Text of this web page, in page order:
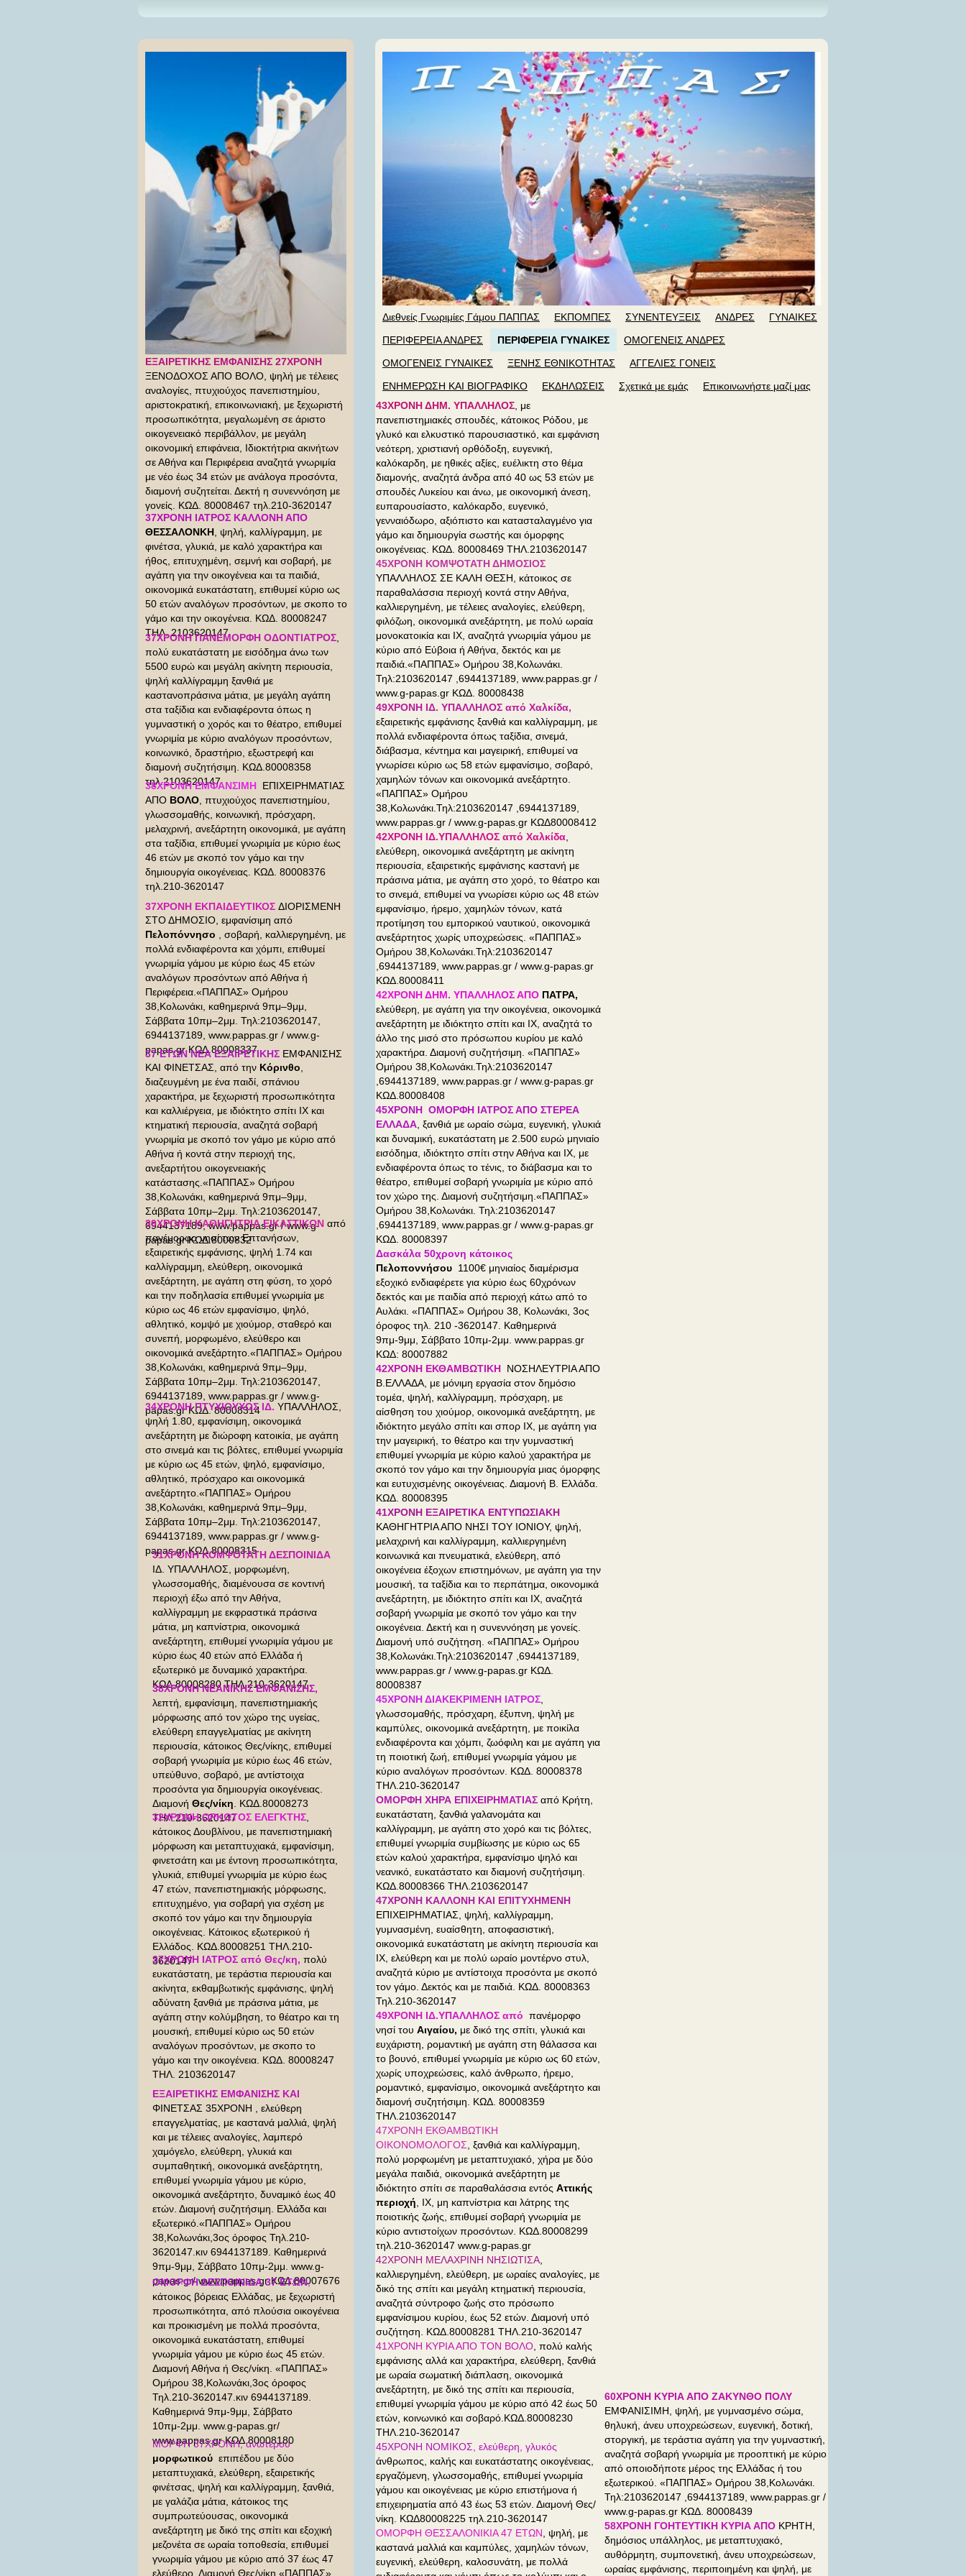
Διεθνείς Γνωριμίες Γάμου ΠΑΠΠΑΣ ΕΚΠΟΜΠΕΣ ΣΥΝΕΝΤΕΥΞΕΙΣ ΑΝΔΡΕΣ
ΓΥΝΑΙΚΕΣ
ΠΕΡΙΦΕΡΕΙΑ ΑΝΔΡΕΣ
ΠΕΡΙΦΕΡΕΙΑ ΓΥΝΑΙΚΕΣ
ΟΜΟΓΕΝΕΙΣ ΑΝΔΡΕΣ
ΟΜΟΓΕΝΕΙΣ ΓΥΝΑΙΚΕΣ
ΞΕΝΗΣ ΕΘΝΙΚΟΤΗΤΑΣ
ΑΓΓΕΛΙΕΣ ΓΟΝΕΙΣ
ΕΝΗΜΕΡΩΣΗ ΚΑΙ ΒΙΟΓΡΑΦΙΚΟ
ΕΚΔΗΛΩΣΕΙΣ Σχετικά με εμάς Επικοινωνήστε μαζί μας
ΕΞΑΙΡΕΤΙΚΗΣ ΕΜΦΑΝΙΣΗΣ 27ΧΡΟΝΗ
ΞΕΝΟΔΟΧΟΣ ΑΠΟ ΒΟΛΟ, ψηλή με τέλειες
αναλογίες, πτυχιούχος πανεπιστημίου,
αριστοκρατική, επικοινωνιακή, με ξεχωριστή
προσωπικότητα, μεγαλωμένη σε άριστο
οικογενειακό περιβάλλον, με μεγάλη
οικονομική επιφάνεια, Ιδιοκτήτρια ακινήτων
σε Αθήνα και Περιφέρεια αναζητά γνωριμία
με νέο έως 34 ετών με ανάλογα προσόντα,
διαμονή συζητείται. Δεκτή η συνεννόηση με
γονείς. ΚΩΔ. 80008467 τηλ.210-3620147
37ΧΡΟΝΗ ΙΑΤΡΟΣ ΚΑΛΛΟΝΗ ΑΠΟ
ΘΕΣΣΑΛΟΝΚΗ , ψηλή, καλλίγραμμη, με
φινέτσα, γλυκιά, με καλό χαρακτήρα και
ήθος, επιτυχημένη, σεμνή και σοβαρή, με
αγάπη για την οικογένεια και τα παιδιά,
οικονομικά ευκατάστατη, επιθυμεί κύριο ως
50 ετών αναλόγων προσόντων, με σκοπο το
γάμο και την οικογένεια. ΚΩΔ. 80008247
ΤΗΛ. 2103620147
37ΧΡΟΝΗ ΠΑΝΕΜΟΡΦΗ ΟΔΟΝΤΙΑΤΡΟΣ
πολύ ευκατάστατη με εισόδημα άνω των
5500 ευρώ και μεγάλη ακίνητη περιουσία,
ψηλή καλλίγραμμη ξανθιά με
καστανοπράσινα μάτια, με μεγάλη αγάπη
στα ταξίδια και ενδιαφέροντα όπως η
γυμναστική ο χορός και το θέατρο, επιθυμεί
γνωριμία με κύριο αναλόγων προσόντων,
κοινωνικό, δραστήριο, εξωστρεφή και
διαμονή συζητήσιμη. ΚΩΔ.80008358
τηλ.2103620147
38ΧΡΟΝΗ ΕΜΦΑΝΣΙΜΗ ΕΠΙΧΕΙΡΗΜΑΤΙΑΣ
ΑΠΟ ΒΟΛΟ , πτυχιούχος πανεπιστημίου,
γλωσσομαθής, κοινωνική, πρόσχαρη,
μελαχρινή, ανεξάρτητη οικονομικά, με αγάπη
στα ταξίδια, επιθυμεί γνωριμία με κύριο έως
46 ετών με σκοπό τον γάμο και την
δημιουργία οικογένειας. ΚΩΔ. 80008376
τηλ.210-3620147
37ΧΡΟΝΗ ΕΚΠΑΙΔΕΥΤΙΚΟΣ ΔΙΟΡΙΣΜΕΝΗ
ΣΤΟ ΔΗΜΟΣΙΟ, εμφανίσιμη από
Πελοπόννησο , σοβαρή, καλλιεργημένη, με
πολλά ενδιαφέροντα και χόμπι, επιθυμεί
γνωριμία γάμου με κύριο έως 45 ετών
αναλόγων προσόντων από Αθήνα ή
Περιφέρεια.«ΠΑΠΠΑΣ» Ομήρου
38,Κολωνάκι, καθημερινά 9πμ–9μμ,
Σάββατα 10πμ–2μμ. Τηλ:2103620147,
6944137189, www.pappas.gr / www.g-
papas.gr ΚΩΔ.80008337
37 ΕΤΩΝ ΝΕΑ ΕΞΑΙΡΕΤΙΚΗΣ ΕΜΦΑΝΙΣΗΣ
ΚΑΙ ΦΙΝΕΤΣΑΣ, από την Κόρινθο
διαζευγμένη με ένα παιδί, σπάνιου
χαρακτήρα, με ξεχωριστή προσωπικότητα
και καλλιέργεια, με ιδιόκτητο σπίτι ΙΧ και
κτηματική περιουσία, αναζητά σοβαρή
γνωριμία με σκοπό τον γάμο με κύριο από
Αθήνα ή κοντά στην περιοχή της,
ανεξαρτήτου οικογενειακής
κατάστασης.«ΠΑΠΠΑΣ» Ομήρου
38,Κολωνάκι, καθημερινά 9πμ–9μμ,
Σάββατα 10πμ–2μμ. Τηλ:2103620147,
6944137189, www.pappas.gr / www.g-
papas.gr ΚΩΔ.8000832
39ΧΡΟΝΗ ΚΑΘΗΓΗΤΡΙΑ ΕΙΚΑΣΤΙΚΩΝ από
πανέμορφο νησί των Επτανήσων,
εξαιρετικής εμφάνισης, ψηλή 1.74 και
καλλίγραμμη, ελεύθερη, οικονομικά
ανεξάρτητη, με αγάπη στη φύση, το χορό
και την ποδηλασία επιθυμεί γνωριμία με
κύριο ως 46 ετών εμφανίσιμο, ψηλό,
αθλητικό, κομψό με χιούμορ, σταθερό και
συνεπή, μορφωμένο, ελεύθερο και
οικονομικά ανεξάρτητο.«ΠΑΠΠΑΣ» Ομήρου
38,Κολωνάκι, καθημερινά 9πμ–9μμ,
Σάββατα 10πμ–2μμ. Τηλ:2103620147,
6944137189, www.pappas.gr / www.g-
papas.gr ΚΩΔ. 80008314
34ΧΡΟΝΗ ΠΤΥΧΙΟΥΧΟΣ ΙΔ. ΥΠΑΛΛΗΛΟΣ,
ψηλή 1.80, εμφανίσιμη, οικονομικά
ανεξάρτητη με διώροφη κατοικία, με αγάπη
στο σινεμά και τις βόλτες, επιθυμεί γνωριμία
με κύριο ως 45 ετών, ψηλό, εμφανίσιμο,
αθλητικό, πρόσχαρο και οικονομικά
ανεξάρτητο.«ΠΑΠΠΑΣ» Ομήρου
38,Κολωνάκι, καθημερινά 9πμ–9μμ,
Σάββατα 10πμ–2μμ. Τηλ:2103620147,
6944137189, www.pappas.gr / www.g-
papas.gr ΚΩΔ.80008315
31ΧΡΟΝΗ ΚΟΜΨΟΤΑΤΗ ΔΕΣΠΟΙΝΙΔΑ
ΙΔ. ΥΠΑΛΛΗΛΟΣ, μορφωμένη,
γλωσσομαθής, διαμένουσα σε κοντινή
περιοχή έξω από την Αθήνα,
καλλίγραμμη με εκφραστικά πράσινα
μάτια, μη καπνίστρια, οικονομικά
ανεξάρτητη, επιθυμεί γνωριμία γάμου με
κύριο έως 40 ετών από Ελλάδα ή
εξωτερικό με δυναμικό χαρακτήρα.
ΚΩΔ.80008280 ΤΗΛ.210-3620147
38ΧΡΟΝΗ ΝΕΑΝΙΚΗΣ ΕΜΦΑΝΙΣΗΣ,
λεπτή, εμφανίσιμη, πανεπιστημιακής
μόρφωσης από τον χώρο της υγείας,
ελεύθερη επαγγελματίας με ακίνητη
περιουσία, κάτοικος Θες/νίκης, επιθυμεί
σοβαρή γνωριμία με κύριο έως 46 ετών,
υπεύθυνο, σοβαρό, με αντίστοιχα
προσόντα για δημιουργία οικογένειας.
Διαμονή Θες/νίκη . ΚΩΔ.80008273
ΤΗΛ.210-3620147
32ΧΡΟΝΗ ΟΡΚΩΤΟΣ ΕΛΕΓΚΤΗΣ
κάτοικος Δουβλίνου, με πανεπιστημιακή
μόρφωση και μεταπτυχιακά, εμφανίσιμη,
φινετσάτη και με έντονη προσωπικότητα,
γλυκιά, επιθυμεί γνωριμία με κύριο έως
47 ετών, πανεπιστημιακής μόρφωσης,
επιτυχημένο, για σοβαρή για σχέση με
σκοπό τον γάμο και την δημιουργία
οικογένειας. Κάτοικος εξωτερικού ή
Ελλάδος. ΚΩΔ.80008251 ΤΗΛ.210-
3620147
37ΧΡΟΝΗ ΙΑΤΡΟΣ από Θες/κη, πολύ
ευκατάστατη, με τεράστια περιουσία και
ακίνητα, εκθαμβωτικής εμφάνισης, ψηλή
αδύνατη ξανθιά με πράσινα μάτια, με
αγάπη στην κολύμβηση, το θέατρο και τη
μουσική, επιθυμεί κύριο ως 50 ετών
αναλόγων προσόντων, με σκοπο το
γάμο και την οικογένεια. ΚΩΔ. 80008247
ΤΗΛ. 2103620147
ΕΞΑΙΡΕΤΙΚΗΣ ΕΜΦΑΝΙΣΗΣ ΚΑΙ
ΦΙΝΕΤΣΑΣ 35ΧΡΟΝΗ
, ελεύθερη
επαγγελματίας, με καστανά μαλλιά, ψηλή
και με τέλειες αναλογίες, λαμπερό
χαμόγελο, ελεύθερη, γλυκιά και
συμπαθητική, οικονομικά ανεξάρτητη,
επιθυμεί γνωριμία γάμου με κύριο,
οικονομικά ανεξάρτητο, δυναμικό έως 40
ετών. Διαμονή συζητήσιμη. Ελλάδα και
εξωτερικό.«ΠΑΠΠΑΣ» Ομήρου
38,Κολωνάκι,3ος όροφος Τηλ.210-
3620147.κιν 6944137189. Καθημερινά
9πμ-9μμ, Σάββατο 10πμ-2μμ. www.g-
papas.gr/ www.pappas.gr ΚΩΔ.80007676
ΟΜΟΡΦΗ ΔΕΣΠΟΙΝΙΔΑ 37 ΕΤΩΝ,
κάτοικος βόρειας Ελλάδας, με ξεχωριστή
προσωπικότητα, από πλούσια οικογένεια
και προικισμένη με πολλά προσόντα,
οικονομικά ευκατάστατη, επιθυμεί
γνωριμία γάμου με κύριο έως 45 ετών.
Διαμονή Αθήνα ή Θες/νίκη. «ΠΑΠΠΑΣ»
Ομήρου 38,Κολωνάκι,3ος όροφος
Τηλ.210-3620147.κιν 6944137189.
Καθημερινά 9πμ-9μμ, Σάββατο
10πμ-2μμ. www.g-papas.gr/
www.pappas.gr ΚΩΔ.80008180
ΜΟΡΦΗ 37ΧΡΟΝΗ, ανώτερου
μορφωτικού επιπέδου με δύο
μεταπτυχιακά, ελεύθερη, εξαιρετικής
φινέτσας, ψηλή και καλλίγραμμη, ξανθιά,
με γαλάζια μάτια, κάτοικος της
συμπρωτεύουσας, οικονομικά
ανεξάρτητη με δικό της σπίτι και εξοχική
μεζονέτα σε ωραία τοποθεσία, επιθυμεί
γνωριμία γάμου με κύριο από 37 έως 47
ελεύθερο. Διαμονή Θες/νίκη.«ΠΑΠΠΑΣ»
43ΧΡΟΝΗ ΔΗΜ. ΥΠΑΛΛΗΛΟΣ , με
πανεπιστημιακές σπουδές, κάτοικος Ρόδου, με
γλυκό και ελκυστικό παρουσιαστικό, και εμφάνιση
νεότερη, χριστιανή ορθόδοξη, ευγενική,
καλόκαρδη, με ηθικές αξίες, ευέλικτη στο θέμα
διαμονής, αναζητά άνδρα από 40 ως 53 ετών με
σπουδές Λυκείου και άνω, με οικονομική άνεση,
ευπαρουσίαστο, καλόκαρδο, ευγενικό,
γενναιόδωρο, αξιόπιστο και κατασταλαγμένο για
γάμο και δημιουργία σωστής και όμορφης
οικογένειας. ΚΩΔ. 80008469 ΤΗΛ.2103620147
45ΧΡΟΝΗ ΚΟΜΨΟΤΑΤΗ ΔΗΜΟΣΙΟΣ
ΥΠΑΛΛΗΛΟΣ ΣΕ ΚΑΛΗ ΘΕΣΗ, κάτοικος σε
παραθαλάσσια περιοχή κοντά στην Αθήνα,
καλλιεργημένη, με τέλειες αναλογίες, ελεύθερη,
φιλόζωη, οικονομικά ανεξάρτητη, με πολύ ωραία
μονοκατοικία και ΙΧ, αναζητά γνωριμία γάμου με
κύριο από Εύβοια ή Αθήνα, δεκτός και με
παιδιά.«ΠΑΠΠΑΣ» Ομήρου 38,Κολωνάκι.
Τηλ:2103620147 ,6944137189, www.pappas.gr /
www.g-papas.gr ΚΩΔ. 80008438
49ΧΡΟΝΗ ΙΔ. ΥΠΑΛΛΗΛΟΣ από Χαλκίδα,
εξαιρετικής εμφάνισης ξανθιά και καλλίγραμμη, με
πολλά ενδιαφέροντα όπως ταξίδια, σινεμά,
διάβασμα, κέντημα και μαγειρική, επιθυμεί να
γνωρίσει κύριο ως 58 ετών εμφανίσιμο, σοβαρό,
χαμηλών τόνων και οικονομικά ανεξάρτητο.
«ΠΑΠΠΑΣ» Ομήρου
38,Κολωνάκι.Τηλ:2103620147 ,6944137189,
www.pappas.gr / www.g-papas.gr ΚΩΔ80008412
42ΧΡΟΝΗ ΙΔ.ΥΠΑΛΛΗΛΟΣ από Χαλκίδα
ελεύθερη, οικονομικά ανεξάρτητη με ακίνητη
περιουσία, εξαιρετικής εμφάνισης καστανή με
πράσινα μάτια, με αγάπη στο χορό, το θέατρο και
το σινεμά, επιθυμεί να γνωρίσει κύριο ως 48 ετών
εμφανίσιμο, ήρεμο, χαμηλών τόνων, κατά
προτίμηση του εμπορικού ναυτικού, οικονομικά
ανεξάρτητος χωρίς υποχρεώσεις. «ΠΑΠΠΑΣ»
Ομήρου 38,Κολωνάκι.Τηλ:2103620147
,6944137189, www.pappas.gr / www.g-papas.gr
ΚΩΔ.80008411
42ΧΡΟΝΗ ΔΗΜ. ΥΠΑΛΛΗΛΟΣ ΑΠΟ ΠΑΤΡΑ,
ελεύθερη, με αγάπη για την οικογένεια, οικονομικά
ανεξάρτητη με ιδιόκτητο σπίτι και ΙΧ, αναζητά το
άλλο της μισό στο πρόσωπου κυρίου με καλό
χαρακτήρα. Διαμονή συζητήσιμη. «ΠΑΠΠΑΣ»
Ομήρου 38,Κολωνάκι.Τηλ:2103620147
,6944137189, www.pappas.gr / www.g-papas.gr
ΚΩΔ.80008408
45ΧΡΟΝΗ ΟΜΟΡΦΗ ΙΑΤΡΟΣ ΑΠΟ ΣΤΕΡΕΑ
ΕΛΛΑΔΑ , ξανθιά με ωραίο σώμα, ευγενική, γλυκιά
και δυναμική, ευκατάστατη με 2.500 ευρώ μηνιαίο
εισόδημα, ιδιόκτητο σπίτι στην Αθήνα και ΙΧ, με
ενδιαφέροντα όπως το τένις, το διάβασμα και το
θέατρο, επιθυμεί σοβαρή γνωριμία με κύριο από
τον χώρο της. Διαμονή συζητήσιμη.«ΠΑΠΠΑΣ»
Ομήρου 38,Κολωνάκι. Τηλ:2103620147
,6944137189, www.pappas.gr / www.g-papas.gr
ΚΩΔ. 80008397
Δασκάλα 50χρονη κάτοικος
Πελοποννήσου 1100€ μηνιαίος διαμέρισμα
εξοχικό ενδιαφέρετε για κύριο έως 60χρόνων
δεκτός και με παιδία από περιοχή κάτω από το
Αυλάκι. «ΠΑΠΠΑΣ» Ομήρου 38, Κολωνάκι, 3ος
όροφος τηλ. 210 -3620147. Καθημερινά
9πμ-9μμ, Σάββατο 10πμ-2μμ. www.pappas.gr
ΚΩΔ: 80007882
42ΧΡΟΝΗ ΕΚΘΑΜΒΩΤΙΚΗ ΝΟΣΗΛΕΥΤΡΙΑ ΑΠΟ
Β.ΕΛΛΑΔΑ, με μόνιμη εργασία στον δημόσιο
τομέα, ψηλή, καλλίγραμμη, πρόσχαρη, με
αίσθηση του χιούμορ, οικονομικά ανεξάρτητη, με
ιδιόκτητο μεγάλο σπίτι και σπορ ΙΧ, με αγάπη για
την μαγειρική, το θέατρο και την γυμναστική
επιθυμεί γνωριμία με κύριο καλού χαρακτήρα με
σκοπό τον γάμο και την δημιουργία μιας όμορφης
και ευτυχισμένης οικογένειας. Διαμονή Β. Ελλάδα.
ΚΩΔ. 80008395
41ΧΡΟΝΗ ΕΞΑΙΡΕΤΙΚΑ ΕΝΤΥΠΩΣΙΑΚΗ
ΚΑΘΗΓΗΤΡΙΑ ΑΠΟ ΝΗΣΙ ΤΟΥ ΙΟΝΙΟΥ, ψηλή,
μελαχρινή και καλλίγραμμη, καλλιεργημένη
κοινωνικά και πνευματικά, ελεύθερη, από
οικογένεια έξοχων επιστημόνων, με αγάπη για την
μουσική, τα ταξίδια και το περπάτημα, οικονομικά
ανεξάρτητη, με ιδιόκτητο σπίτι και ΙΧ, αναζητά
σοβαρή γνωριμία με σκοπό τον γάμο και την
οικογένεια. Δεκτή και η συνεννόηση με γονείς.
Διαμονή υπό συζήτηση. «ΠΑΠΠΑΣ» Ομήρου
38,Κολωνάκι.Τηλ:2103620147 ,6944137189,
www.pappas.gr / www.g-papas.gr ΚΩΔ.
80008387
45ΧΡΟΝΗ ΔΙΑΚΕΚΡΙΜΕΝΗ ΙΑΤΡΟΣ
γλωσσομαθής, πρόσχαρη, έξυπνη, ψηλή με
καμπύλες, οικονομικά ανεξάρτητη, με ποικίλα
ενδιαφέροντα και χόμπι, ζωόφιλη και με αγάπη για
τη ποιοτική ζωή, επιθυμεί γνωριμία γάμου με
κύριο αναλόγων προσόντων. ΚΩΔ. 80008378
ΤΗΛ.210-3620147
ΟΜΟΡΦΗ ΧΗΡΑ ΕΠΙΧΕΙΡΗΜΑΤΙΑΣ από Κρήτη,
ευκατάστατη, ξανθιά γαλανομάτα και
καλλίγραμμη, με αγάπη στο χορό και τις βόλτες,
επιθυμεί γνωριμία συμβίωσης με κύριο ως 65
ετών καλού χαρακτήρα, εμφανίσιμο ψηλό και
νεανικό, ευκατάστατο και διαμονή συζητήσιμη.
ΚΩΔ.80008366 ΤΗΛ.2103620147
47ΧΡΟΝΗ ΚΑΛΛΟΝΗ ΚΑΙ ΕΠΙΤΥΧΗΜΕΝΗ
ΕΠΙΧΕΙΡΗΜΑΤΙΑΣ, ψηλή, καλλίγραμμη,
γυμνασμένη, ευαίσθητη, αποφασιστική,
οικονομικά ευκατάστατη με ακίνητη περιουσία και
ΙΧ, ελεύθερη και με πολύ ωραίο μοντέρνο στυλ,
αναζητά κύριο με αντίστοιχα προσόντα με σκοπό
τον γάμο. Δεκτός και με παιδιά. ΚΩΔ. 80008363
Τηλ.210-3620147
49ΧΡΟΝΗ ΙΔ.ΥΠΑΛΛΗΛΟΣ από πανέμορφο
νησί του Αιγαίου, με δικό της σπίτι, γλυκιά και
ευχάριστη, ρομαντική με αγάπη στη θάλασσα και
το βουνό, επιθυμεί γνωριμία με κύριο ως 60 ετών,
χωρίς υποχρεώσεις, καλό άνθρωπο, ήρεμο,
ρομαντικό, εμφανίσιμο, οικονομικά ανεξάρτητο και
διαμονή συζητήσιμη. ΚΩΔ. 80008359
ΤΗΛ.2103620147
47ΧΡΟΝΗ ΕΚΘΑΜΒΩΤΙΚΗ
ΟΙΚΟΝΟΜΟΛΟΓΟΣ , ξανθιά και καλλίγραμμη,
πολύ μορφωμένη με μεταπτυχιακό, χήρα με δύο
μεγάλα παιδιά, οικονομικά ανεξάρτητη με
ιδιόκτητο σπίτι σε παραθαλάσσια εντός Αττικής
περιοχή , ΙΧ, μη καπνίστρια και λάτρης της
ποιοτικής ζωής, επιθυμεί σοβαρή γνωριμία με
κύριο αντιστοίχων προσόντων. ΚΩΔ.80008299
τηλ.210-3620147 www.g-papas.gr
42ΧΡΟΝΗ ΜΕΛΑΧΡΙΝΗ ΝΗΣΙΩΤΙΣΑ
καλλιεργημένη, ελεύθερη, με ωραίες αναλογίες, με
δικό της σπίτι και μεγάλη κτηματική περιουσία,
αναζητά σύντροφο ζωής στο πρόσωπο
εμφανίσιμου κυρίου, έως 52 ετών. Διαμονή υπό
συζήτηση. ΚΩΔ.80008281 ΤΗΛ.210-3620147
41ΧΡΟΝΗ ΚΥΡΙΑ ΑΠΟ ΤΟΝ ΒΟΛΟ , πολύ καλής
εμφάνισης αλλά και χαρακτήρα, ελεύθερη, ξανθιά
με ωραία σωματική διάπλαση, οικονομικά
ανεξάρτητη, με δικό της σπίτι και περιουσία,
επιθυμεί γνωριμία γάμου με κύριο από 42 έως 50
ετών, κοινωνικό και σοβαρό.ΚΩΔ.80008230
ΤΗΛ.210-3620147
45ΧΡΟΝΗ ΝΟΜΙΚΟΣ, ελεύθερη, γλυκός
άνθρωπος, καλής και ευκατάστατης οικογένειας,
εργαζόμενη, γλωσσομαθής, επιθυμεί γνωριμία
γάμου και οικογένειας με κύριο επιστήμονα ή
επιχειρηματία από 43 έως 53 ετών. Διαμονή Θες/
νίκη. ΚΩΔ80008225 τηλ.210-3620147
ΟΜΟΡΦΗ ΘΕΣΣΑΛΟΝΙΚΙΑ 47 ΕΤΩΝ , ψηλή, με
καστανά μαλλιά και καμπύλες, χαμηλών τόνων,
ευγενική, ελεύθερη, καλοσυνάτη, με πολλά
60ΧΡΟΝΗ ΚΥΡΙΑ ΑΠΟ ΖΑΚΥΝΘΟ ΠΟΛΥ
ΕΜΦΑΝΙΣΙΜΗ, ψηλή, με γυμνασμένο σώμα,
θηλυκή, άνευ υποχρεώσεων, ευγενική, δοτική,
στοργική, με τεράστια αγάπη για την γυμναστική,
αναζητά σοβαρή γνωριμία με προοπτική με κύριο
από οποιοδήποτε μέρος της Ελλάδας ή του
εξωτερικού. «ΠΑΠΠΑΣ» Ομήρου 38,Κολωνάκι.
Τηλ:2103620147 ,6944137189, www.pappas.gr /
www.g-papas.gr ΚΩΔ. 80008439
58ΧΡΟΝΗ ΓΟΗΤΕΥΤΙΚΗ ΚΥΡΙΑ ΑΠΟ ΚΡΗΤΗ,
δημόσιος υπάλληλος, με μεταπτυχιακό,
αυθόρμητη, συμπονετική, άνευ υποχρεώσεων,
ωραίας εμφάνισης, περιποιημένη και ψηλή, με